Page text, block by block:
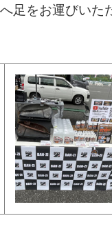
足をお運びいた